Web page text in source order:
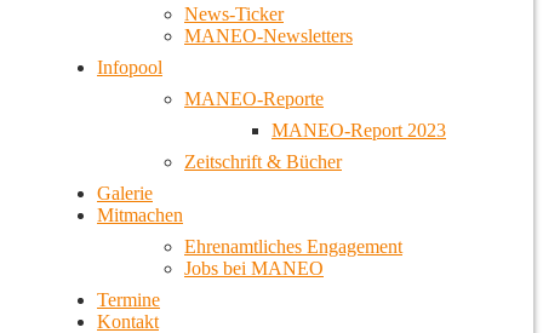
News-Ticker
MANEO-Newsletters
Infopool
MANEO-Reporte
MANEO-Report 2023
Zeitschrift & Bücher
Galerie
Mitmachen
Ehrenamtliches Engagement
Jobs bei MANEO
Termine
Kontakt